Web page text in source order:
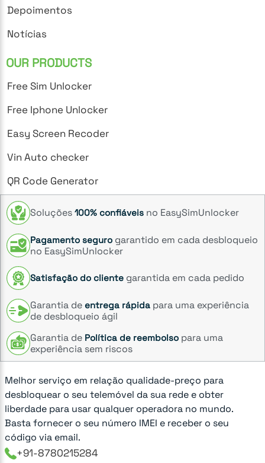
Depoimentos
Notícias
OUR PRODUCTS
Free Sim Unlocker
Free Iphone Unlocker
Easy Screen Recoder
Vin Auto checker
QR Code Generator
Soluções 100% confiáveis no EasySimUnlocker
Pagamento seguro garantido em cada desbloqueio
no EasySimUnlocker
Satisfação do cliente garantida em cada pedido
Garantia de entrega rápida para uma experiência
de desbloqueio ágil
Garantia de Política de reembolso para uma
experiência sem riscos
Melhor serviço em relação qualidade-preço para
desbloquear o seu telemóvel da sua rede e obter
liberdade para usar qualquer operadora no mundo.
Basta fornecer o seu número IMEI e receber o seu
código via email.
+91-8780215284